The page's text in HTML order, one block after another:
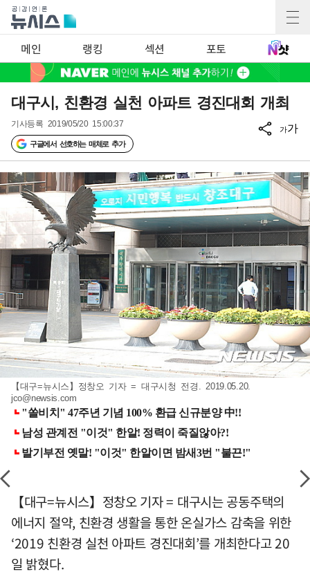
메인 랭킹 섹션 포토
대구시, 친환경 실천 아파트 경진대회 개최
기사등록 2019/05/20 15:00:37
구글에서 선호하는 매체로 추가
가가
【대구=뉴시스】정창오 기자 = 대구시청 전경. 2019.05.20.
jco@newsis.com
【대구=뉴시스】정창오 기자 = 대구시는 공동주택의
에너지 절약, 친환경 생활을 통한 온실가스 감축을 위한
‘2019 친환경 실천 아파트 경진대회’를 개최한다고 20
일 밝혔다.